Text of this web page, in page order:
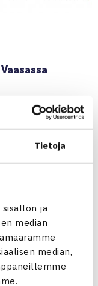
Tietoja
sisällön ja
median
median,